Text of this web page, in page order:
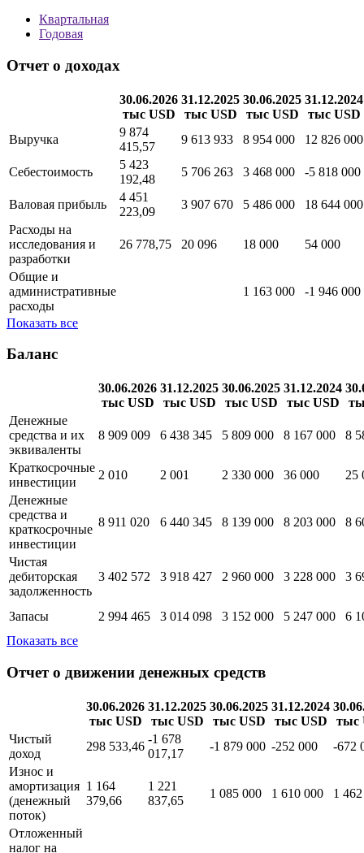
Квартальная
Годовая
Отчет о доходах
30.06.2026
тыс USD
31.12.2025
тыс USD
30.06.2025
тыс USD
31.12.2024
тыс USD
Выручка
9 874
415,57
9 613 933 8 954 000 12 826 000
Себестоимость
5 423
192,48
5 706 263 3 468 000 -5 818 000
Валовая прибыль
4 451
223,09
3 907 670 5 486 000
18 644 000
Расходы на
исследования и
разработки
26 778,75 20 096 18 000 54 000
Общие и
административные
расходы
1 163 000 -1 946 000
Показать все
Баланс
30.06.2026
тыс USD
31.12.2025
тыс USD
30.06.2025
тыс USD
31.12.2024
тыс USD
Денежные
средства и их
эквиваленты
8 909 009 6 438 345 5 809 000 8 167 000 8
Краткосрочные
инвестиции
2 010 2 001 2 330 000 36 000
25
Денежные
средства и
краткосрочные
инвестиции
8 911 020 6 440 345 8 139 000 8 203 000 8
Чистая
дебиторская
задолженность
3 402 572 3 918 427 2 960 000 3 228 000 3
Запасы 2 994 465 3 014 098 3 152 000 5 247 000
6
Показать все
Отчет о движении денежных средств
30.06.2026
тыс USD
31.12.2025
тыс USD
30.06.2025
тыс USD
31.12.2024
тыс USD
тыс
Чистый
доход
298 533,46
-1 678
017,17
-1 879 000 -252 000
-672
Износ и
амортизация
(денежный
поток)
1 164
379,66
1 221
837,65
1 085 000 1 610 000 1
Отложенный
налог на